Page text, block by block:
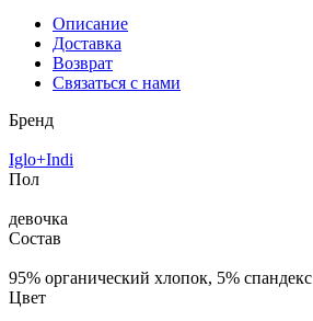
Описание
Доставка
Возврат
Связаться с нами
Бренд
Iglo+Indi
Пол
девочка
Состав
95% органический хлопок, 5% спандекс
Цвет